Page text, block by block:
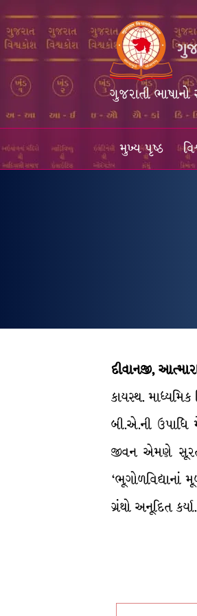
ગુજરાતી ભાષાનો
મુખ્ય પૃષ્ઠ
દીવાનજી,
કાયસ્થ.
બી.એ.ની
જીવન એમણે
‘ભૂગોળવિદ્યાનાં
ગ્રંથો અનૂદિત